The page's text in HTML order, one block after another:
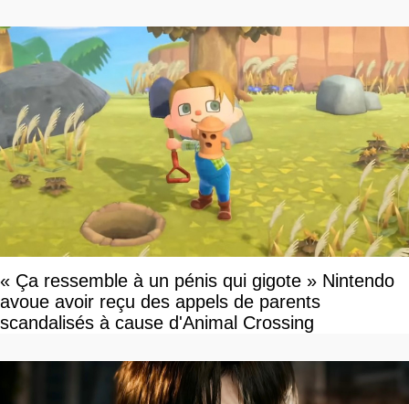
« Ça ressemble à un pénis qui gigote » Nintendo
avoue avoir reçu des appels de parents
scandalisés à cause d'Animal Crossing